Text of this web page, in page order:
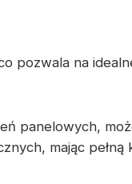
pozwala na
panelowych,
mając